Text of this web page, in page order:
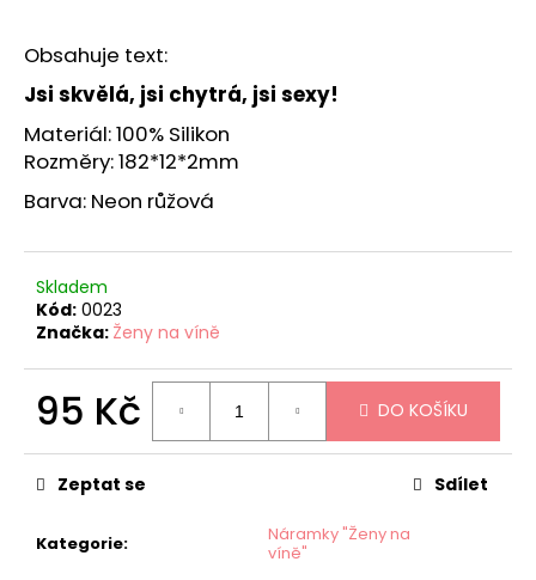
Obsahuje text:
Jsi skvělá, jsi chytrá, jsi sexy!
Materiál: 100% Silikon
Rozměry: 182*12*2mm
Barva: Neon růžová
Skladem
Kód: 0023
Značka: Ženy na víně
95 Kč
cena:
DO KOŠÍKU
Kategorie:
Náramky "Ženy na
víně"
Zeptat se Sdílet